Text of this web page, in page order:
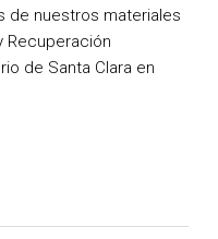
de nuestros materiales
Recuperación
de Santa Clara en